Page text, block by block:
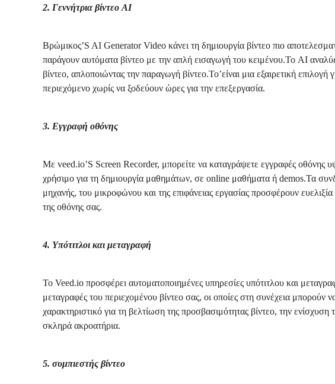
2. Γεννήτρια βίντεο AI
Βρώμικος’S AI Generator Video κάνει τη δημιουργία βίντεο πιο
παράγουν αυτόματα βίντεο με την απλή εισαγωγή του κειμένου.Το AI
βίντεο, απλοποιώντας την παραγωγή βίντεο.Το’είναι μια εξαιρετική
περιεχόμενο χωρίς να ξοδεύουν ώρες για την επεξεργασία.
3. Εγγραφή οθόνης
Με veed.io’S Screen Recorder, μπορείτε να καταγράψετε εγγραφές οθόνης
χρήσιμο για τη δημιουργία μαθημάτων, σε online μαθήματα ή demos.Τα
μηχανής, του μικροφώνου και της επιφάνειας εργασίας προσφέρουν
της οθόνης σας.
4. Υπότιτλοι και μεταγραφή
Το Veed.io προσφέρει αυτοματοποιημένες υπηρεσίες υπότιτλου και
μεταγραφές του περιεχομένου βίντεο σας, οι οποίες στη συνέχεια μπορούν
χαρακτηριστικό για τη βελτίωση της προσβασιμότητας βίντεο, την
σκληρά ακροατήρια.
5. συμπιεστής βίντεο